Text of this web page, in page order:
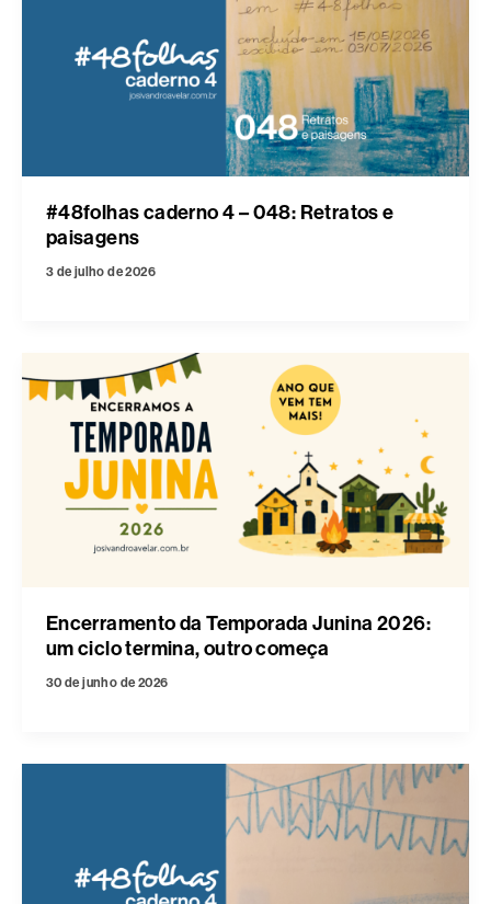
#48folhas caderno 4 – 048: Retratos e
paisagens
3 de julho de 2026
Encerramento da Temporada Junina 2026:
um ciclo termina, outro começa
30 de junho de 2026